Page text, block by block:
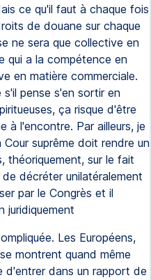
ce qu'il faut à chaque fois
de douane sur chaque
ne sera que collective en
qui a la compétence en
en matière commerciale.
pense s'en sortir en
ça risque d'être
à l'encontre. Par ailleurs, je
suprême doit rendre un
théoriquement, sur le fait
décréter unilatéralement
par le Congrès et il
juridiquement
Les Européens,
montrent quand même
dans un rapport de